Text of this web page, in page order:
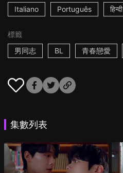
Italiano Português हिन्दी
標籤
男同志
BL 青春戀愛
集數列表